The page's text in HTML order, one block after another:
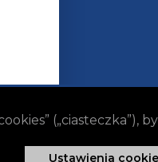
(„ciasteczka”),
Ustawienia